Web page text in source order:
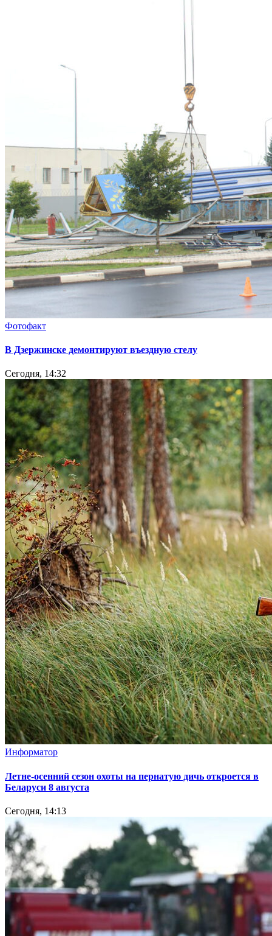
Фотофакт
В Дзержинске демонтируют въездную стелу
Сегодня, 14:32
Информатор
Летне-осенний сезон охоты на пернатую дичь откроется в
Беларуси 8 августа
Сегодня, 14:13